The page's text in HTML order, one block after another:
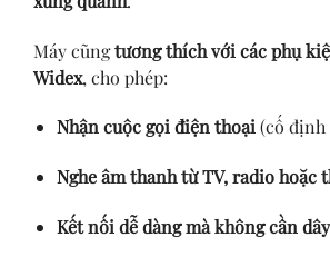
Máy cũngtương thích với các phụ
Widex, cho phép:
Nhận cuộc gọi điện thoại(cố định
Nghe âm thanh từ TV, radio hoặc
Kết nối dễ dàng mà không cần dây